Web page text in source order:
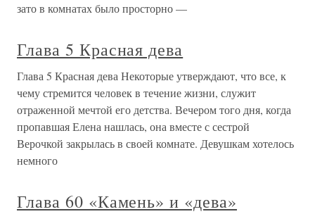
зато в комнатах было просторно —
Глава 5 Красная дева
Глава 5 Красная дева Некоторые утверждают, что все, к
чему стремится человек в течение жизни, служит
отраженной мечтой его детства. Вечером того дня, когда
пропавшая Елена нашлась, она вместе с сестрой
Верочкой закрылась в своей комнате. Девушкам хотелось
немного
Глава 60 «Камень» и «дева»